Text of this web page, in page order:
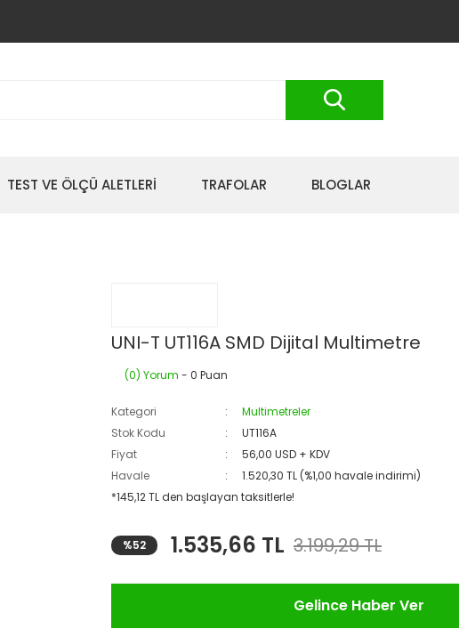
TEST VE ÖLÇÜ ALETLERİ TRAFOLAR BLOGLAR
UNI-T UT116A SMD Dijital Multimetre
(0) Yorum - 0 Puan
Kategori
Multimetreler
Stok Kodu
UT116A
Fiyat
56,00 USD + KDV
Havale
1.520,30 TL (%1,00 havale indirimi)
*145,12 TL den başlayan taksitlerle!
%52 1.535,66 TL 3.199,29 TL
Gelince Haber Ver